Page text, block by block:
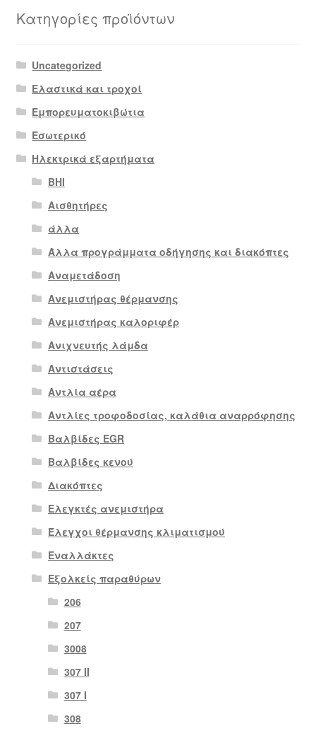
Κατηγορίες προϊόντων
Uncategorized
Ελαστικά και τροχοί
Εμπορευματοκιβώτια
Εσωτερικό
Ηλεκτρικά εξαρτήματα
BHI
Αισθητήρες
άλλα
Άλλα προγράμματα οδήγησης και διακόπτες
Αναμετάδοση
Ανεμιστήρας θέρμανσης
Ανεμιστήρας καλοριφέρ
Ανιχνευτής λάμδα
Αντιστάσεις
Αντλία αέρα
Αντλίες τροφοδοσίας, καλάθια αναρρόφησης
Βαλβίδες EGR
Βαλβίδες κενού
Διακόπτες
Ελεγκτές ανεμιστήρα
Έλεγχοι θέρμανσης κλιματισμού
Εναλλάκτες
Εξολκείς παραθύρων
206
207
3008
307 II
307 Ι
308